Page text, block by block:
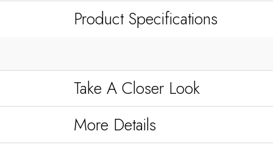
Product Specifications
Take A Closer Look
More Details